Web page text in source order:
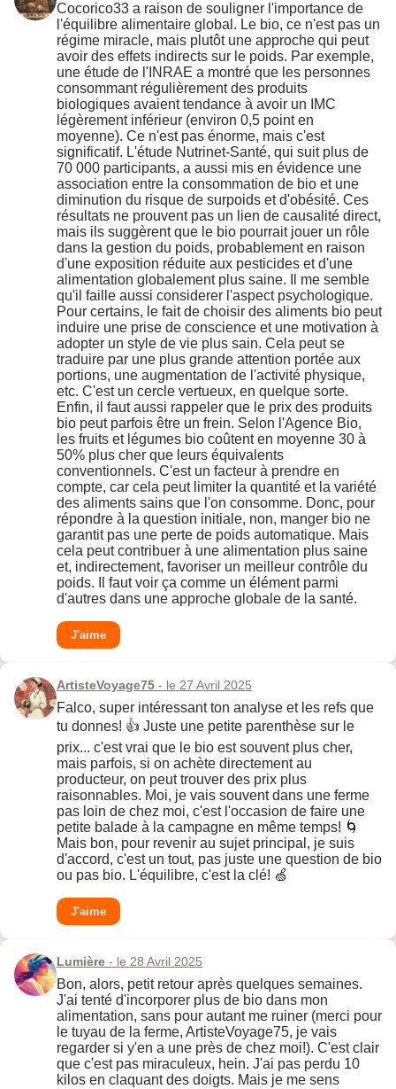
Cocorico33 a raison de souligner l'importance de
l'équilibre alimentaire global. Le bio, ce n'est pas un
régime miracle, mais plutôt une approche qui peut
avoir des effets indirects sur le poids. Par exemple,
une étude de l'INRAE a montré que les personnes
consommant régulièrement des produits
biologiques avaient tendance à avoir un IMC
légèrement inférieur (environ 0,5 point en
moyenne). Ce n'est pas énorme, mais c'est
significatif. L'étude Nutrinet-Santé, qui suit plus de
70 000 participants, a aussi mis en évidence une
association entre la consommation de bio et une
diminution du risque de surpoids et d'obésité. Ces
résultats ne prouvent pas un lien de causalité direct,
mais ils suggèrent que le bio pourrait jouer un rôle
dans la gestion du poids, probablement en raison
d'une exposition réduite aux pesticides et d'une
alimentation globalement plus saine. Il me semble
qu'il faille aussi considerer l'aspect psychologique.
Pour certains, le fait de choisir des aliments bio peut
induire une prise de conscience et une motivation à
adopter un style de vie plus sain. Cela peut se
traduire par une plus grande attention portée aux
portions, une augmentation de l'activité physique,
etc. C'est un cercle vertueux, en quelque sorte.
Enfin, il faut aussi rappeler que le prix des produits
bio peut parfois être un frein. Selon l'Agence Bio,
les fruits et légumes bio coûtent en moyenne 30 à
50% plus cher que leurs équivalents
conventionnels. C'est un facteur à prendre en
compte, car cela peut limiter la quantité et la variété
des aliments sains que l'on consomme. Donc, pour
répondre à la question initiale, non, manger bio ne
garantit pas une perte de poids automatique. Mais
cela peut contribuer à une alimentation plus saine
et, indirectement, favoriser un meilleur contrôle du
poids. Il faut voir ça comme un élément parmi
d'autres dans une approche globale de la santé.
J'aime
ArtisteVoyage75 - le 27 Avril 2025
Falco, super intéressant ton analyse et les refs que
tu donnes! 👍 Juste une petite parenthèse sur le
prix... c'est vrai que le bio est souvent plus cher,
mais parfois, si on achète directement au
producteur, on peut trouver des prix plus
raisonnables. Moi, je vais souvent dans une ferme
pas loin de chez moi, c'est l'occasion de faire une
petite balade à la campagne en même temps! 🌀
Mais bon, pour revenir au sujet principal, je suis
d'accord, c'est un tout, pas juste une question de bio
ou pas bio. L'équilibre, c'est la clé! 🍏
J'aime
Lumière - le 28 Avril 2025
Bon, alors, petit retour après quelques semaines.
J'ai tenté d'incorporer plus de bio dans mon
alimentation, sans pour autant me ruiner (merci pour
le tuyau de la ferme, ArtisteVoyage75, je vais
regarder si y'en a une près de chez moi!). C'est clair
que c'est pas miraculeux, hein. J'ai pas perdu 10
kilos en claquant des doigts. Mais je me sens